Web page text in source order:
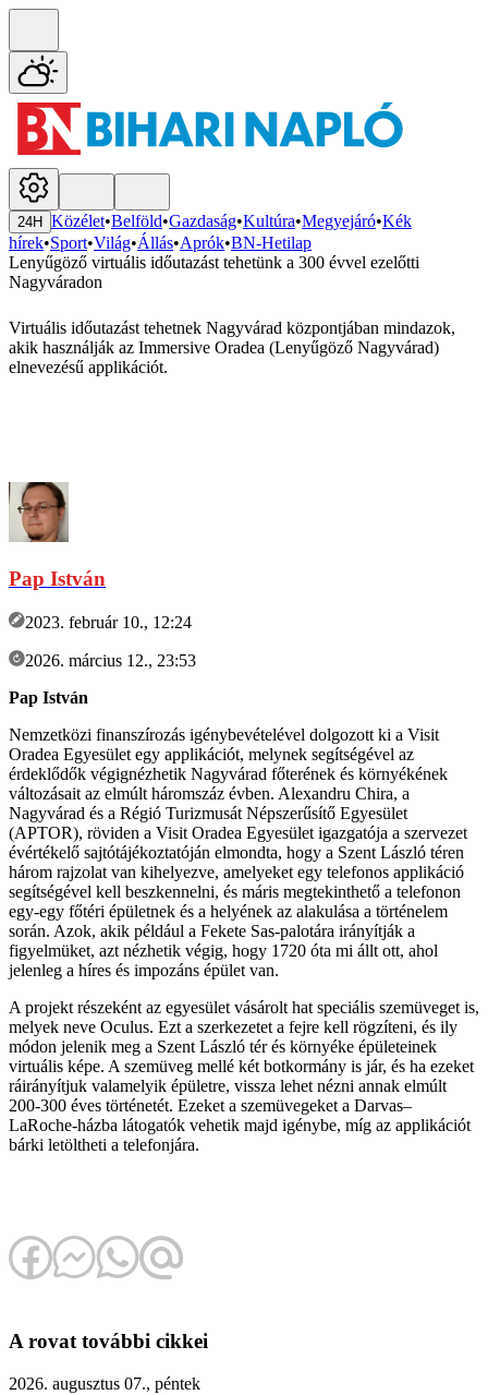
24H Közélet•Belföld•Gazdaság•Kultúra•Megyejáró•Kék
hírek•Sport•Világ•Állás•Aprók•BN-Hetilap
Lenyűgöző virtuális időutazást tehetünk a 300 évvel ezelőtti
Nagyváradon
Virtuális időutazást tehetnek Nagyvárad központjában mindazok,
akik használják az Immersive Oradea (Lenyűgöző Nagyvárad)
elnevezésű applikációt.
Pap István
2023. február 10., 12:24
2026. március 12., 23:53
Pap István
Nemzetközi finanszírozás igénybevételével dolgozott ki a Visit
Oradea Egyesület egy applikációt, melynek segítségével az
érdeklődők végignézhetik Nagyvárad főterének és környékének
változásait az elmúlt háromszáz évben. Alexandru Chira, a
Nagyvárad és a Régió Turizmusát Népszerűsítő Egyesület
(APTOR), röviden a Visit Oradea Egyesület igazgatója a szervezet
évértékelő sajtótájékoztatóján elmondta, hogy a Szent László téren
három rajzolat van kihelyezve, amelyeket egy telefonos applikáció
segítségével kell beszkennelni, és máris megtekinthető a telefonon
egy-egy főtéri épületnek és a helyének az alakulása a történelem
során. Azok, akik például a Fekete Sas-palotára irányítják a
figyelmüket, azt nézhetik végig, hogy 1720 óta mi állt ott, ahol
jelenleg a híres és impozáns épület van.
A projekt részeként az egyesület vásárolt hat speciális szemüveget is,
melyek neve Oculus. Ezt a szerkezetet a fejre kell rögzíteni, és ily
módon jelenik meg a Szent László tér és környéke épületeinek
virtuális képe. A szemüveg mellé két botkormány is jár, és ha ezeket
ráirányítjuk valamelyik épületre, vissza lehet nézni annak elmúlt
200-300 éves történetét. Ezeket a szemüvegeket a Darvas–
LaRoche-házba látogatók vehetik majd igénybe, míg az applikációt
bárki letöltheti a telefonjára.
A rovat további cikkei
2026. augusztus 07., péntek